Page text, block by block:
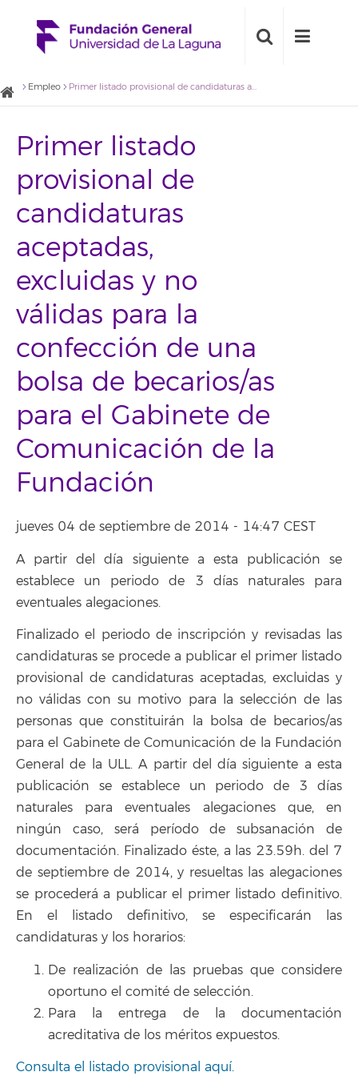
Empleo Primer listado provisional de candidaturas aceptadas, excluidas y no válidas para la confección de una bolsa de becarios/as para el Gabinete de Comunicación de la Fundación
Primer listado
provisional de
candidaturas
aceptadas,
excluidas y no
válidas para la
confección de una
bolsa de becarios/as
para el Gabinete de
Comunicación de la
Fundación
jueves 04 de septiembre de 2014 - 14:47 CEST
A partir del día siguiente a esta publicación se
establece un periodo de 3 días naturales para
eventuales alegaciones.
Finalizado el periodo de inscripción y revisadas las
candidaturas se procede a publicar el primer listado
provisional de candidaturas aceptadas, excluidas y
no válidas con su motivo para la selección de las
personas que constituirán la bolsa de becarios/as
para el Gabinete de Comunicación de la Fundación
General de la ULL. A partir del día siguiente a esta
publicación se establece un periodo de 3 días
naturales para eventuales alegaciones que, en
ningún caso, será período de subsanación de
documentación. Finalizado éste, a las 23.59h. del 7
de septiembre de 2014, y resueltas las alegaciones
se procederá a publicar el primer listado definitivo.
En el listado definitivo, se especificarán las
candidaturas y los horarios:
De realización de las pruebas que considere
oportuno el comité de selección.
Para la entrega de la documentación
acreditativa de los méritos expuestos.
Consulta el listado provisional aquí.